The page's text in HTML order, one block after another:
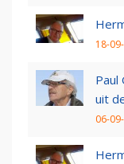
18-
Paul
uit
06-